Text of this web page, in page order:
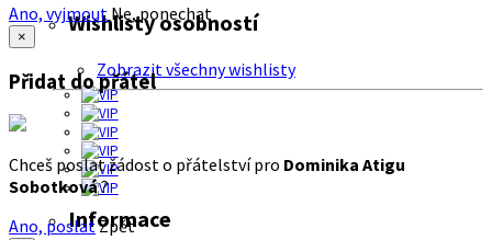
Wishlisty osobností
Zobrazit všechny wishlisty
Informace
Ano, vyjmout Ne, ponechat
×
Přidat do přátel
Chceš poslat žádost o přátelství pro Dominika Atigu
Sobotková?
Ano, poslatZpět